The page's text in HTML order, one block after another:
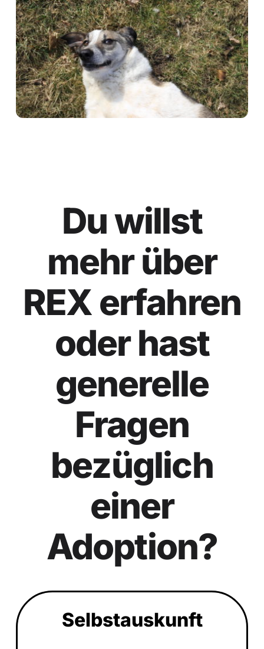
Du willst
mehr über
REXerfahren
oder hast
generelle
Fragen
bezüglich
einer
Adoption?
Selbstauskunft